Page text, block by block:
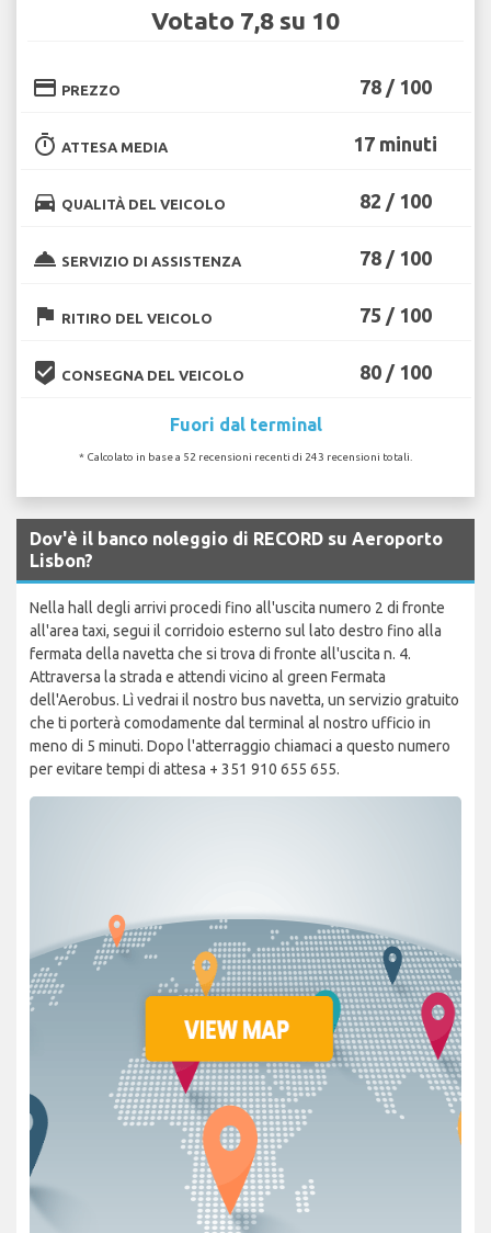
Votato 7,8 su 10
credit_card PREZZO 78 / 100
timer ATTESA MEDIA 17 minuti
directions_car QUALITÀ DEL VEICOLO 82 / 100
room_service SERVIZIO DI ASSISTENZA 78 / 100
flag RITIRO DEL VEICOLO 75 / 100
beenhere CONSEGNA DEL VEICOLO 80 / 100
Fuori dal terminal
* Calcolato in base a 52 recensioni recenti di 243 recensioni totali.
Dov'è il banco noleggio di RECORD su Aeroporto
Lisbon?
Nella hall degli arrivi procedi fino all'uscita numero 2 di fronte
all'area taxi, segui il corridoio esterno sul lato destro fino alla
fermata della navetta che si trova di fronte all'uscita n. 4.
Attraversa la strada e attendi vicino al green Fermata
dell'Aerobus. Lì vedrai il nostro bus navetta, un servizio gratuito
che ti porterà comodamente dal terminal al nostro ufficio in
meno di 5 minuti. Dopo l'atterraggio chiamaci a questo numero
per evitare tempi di attesa + 351 910 655 655.